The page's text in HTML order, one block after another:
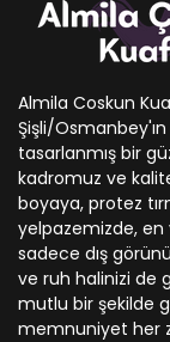
Almila Coskun
Şişli/
tasarlanmış bir
kadromuz ve
boyaya, protez
yelpazemizde, en
sadece dış
ve ruh halinizi de
mutlu bir şekilde
memnuniyet her